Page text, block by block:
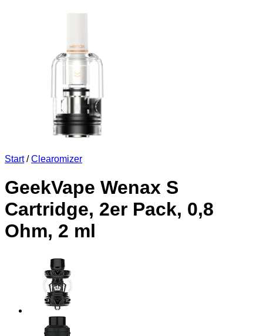
Start / Clearomizer
GeekVape Wenax S
Cartridge, 2er Pack, 0,8
Ohm, 2 ml